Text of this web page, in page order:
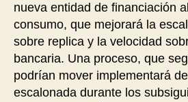
nueva entidad de financiación
consumo, que mejorará la
sobre replica y la velocidad
bancaria. Una proceso, que
podrí­an mover implementará
escalonada durante los